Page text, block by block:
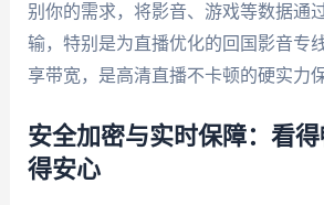
别你的需求，将影音、游戏等数据通
输，特别是为直播优化的回国影音专
享带宽，是高清直播不卡顿的硬实力保
安全加密与实时保障：看
得安心